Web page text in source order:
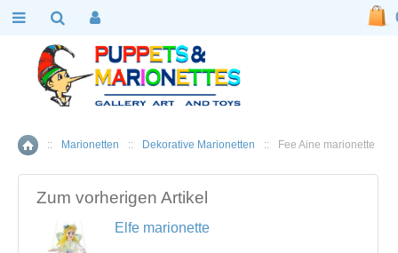
Home
:: Marionetten :: Dekorative Marionetten :: Fee Aine marionette
Zum vorherigen Artikel
Elfe marionette